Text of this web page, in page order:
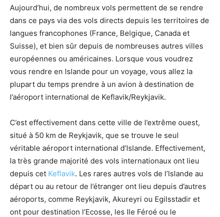
Aujourd’hui, de nombreux vols permettent de se rendre
dans ce pays via des vols directs depuis les territoires de
langues francophones (France, Belgique, Canada et
Suisse), et bien sûr depuis de nombreuses autres villes
européennes ou américaines. Lorsque vous voudrez
vous rendre en Islande pour un voyage, vous allez la
plupart du temps prendre à un avion à destination de
l’aéroport international de Keflavik/Reykjavik.
C’est effectivement dans cette ville de l’extrême ouest,
situé à 50 km de Reykjavik, que se trouve le seul
véritable aéroport international d’Islande. Effectivement,
la très grande majorité des vols internationaux ont lieu
depuis cet Keflavik. Les rares autres vols de l’Islande au
départ ou au retour de l’étranger ont lieu depuis d’autres
aéroports, comme Reykjavik, Akureyri ou Egilsstadir et
ont pour destination l’Ecosse, les Ile Féroé ou le